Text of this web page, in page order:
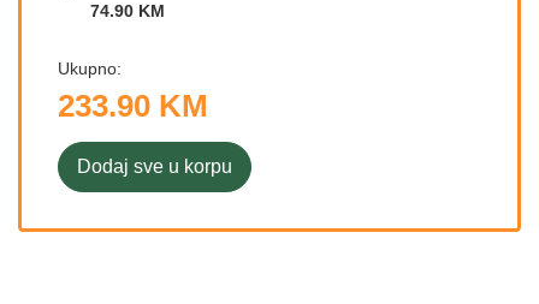
74.90 KM
Ukupno:
233.90 KM
Dodaj sve u korpu